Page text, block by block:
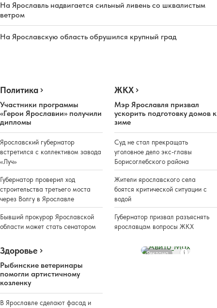
На Ярославль надвигается сильный ливень со шквалистым
ветром
На Ярославскую область обрушился крупный град
Политика
Участники программы
«Герои Ярославии» получили
дипломы
Ярославский губернатор
встретился с коллективом завода
«Луч»
Губернатор проверил ход
строительства третьего моста
через Волгу в Ярославле
Бывший прокурор Ярославской
области может стать сенатором
ЖКХ
Мэр Ярославля призвал
ускорить подготовку домов к
зиме
Суд не стал прекращать
уголовное дело экс-главы
Борисоглебского района
Жители ярославского села
боятся критической ситуации с
водой
Губернатор призвал разъяснять
ярославцам вопросы ЖКХ
Здоровье
Рыбинские ветеринары
помогли артистичному
козленку
В Ярославле сделают фасад и
Реклама